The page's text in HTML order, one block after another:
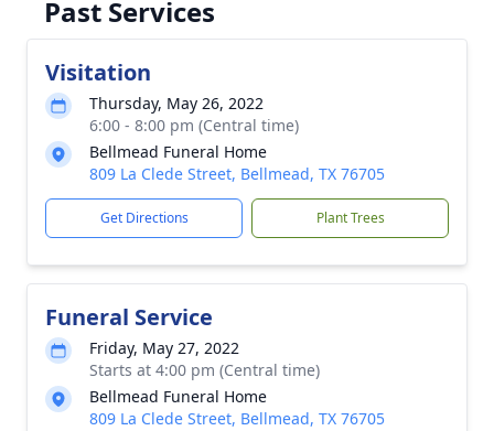
Past Services
Visitation
Thursday, May 26, 2022
6:00 - 8:00 pm (Central time)
Bellmead Funeral Home
809 La Clede Street, Bellmead, TX 76705
Get Directions Plant Trees
Funeral Service
Friday, May 27, 2022
Starts at 4:00 pm (Central time)
Bellmead Funeral Home
809 La Clede Street, Bellmead, TX 76705